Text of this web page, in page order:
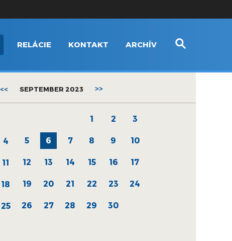
RELÁCIE KONTAKT ARCHÍV
<< SEPTEMBER 2023 >>
1 2 3
4 5 6 7 8 9 10
11 12 13 14 15 16 17
18 19 20 21 22 23 24
25 26 27 28 29 30